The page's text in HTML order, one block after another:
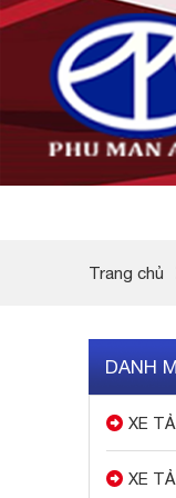
Trang chủ
DANH
XE
XE